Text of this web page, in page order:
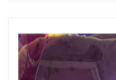
As a member of the
you will recieve first
exclusive previews,